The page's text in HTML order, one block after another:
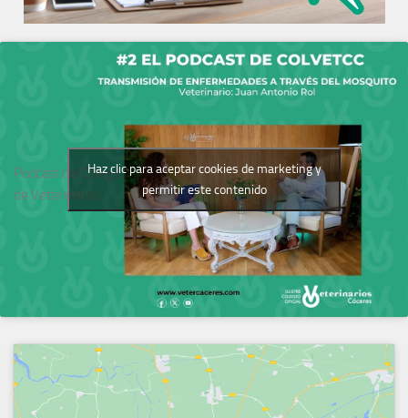
Podcast del Colegio
de Veterinarios
Haz clic para aceptar cookies de marketing y
permitir este contenido